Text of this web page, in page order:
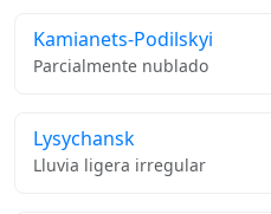
Kamianets-Podilskyi
Parcialmente nublado
Lysychansk
Lluvia ligera irregular